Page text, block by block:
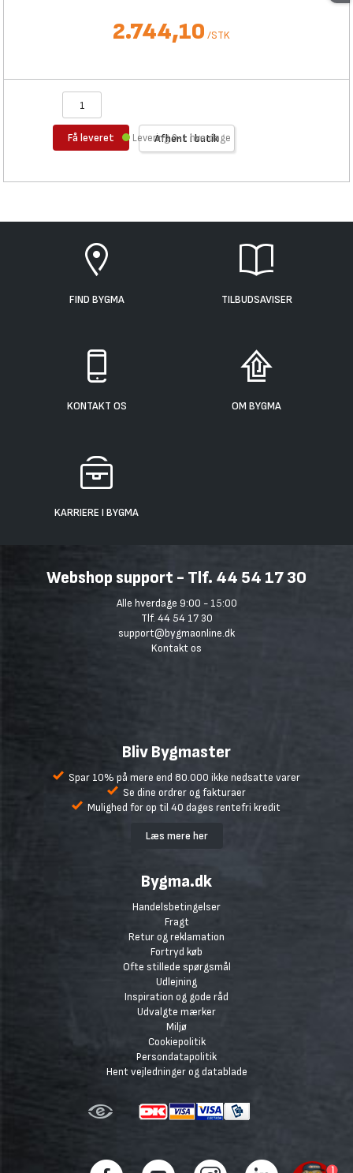
2.744,10 /STK
Få leveret Afhent i butik
Levering 0-1 hverdage
FIND BYGMA TILBUDSAVISER
KONTAKT OS OM BYGMA
KARRIERE I BYGMA
Webshop support - Tlf. 44 54 17 30
Alle hverdage 9:00 - 15:00
Tlf. 44 54 17 30
support@bygmaonline.dk
Kontakt os
Bliv Bygmaster
Spar 10% på mere end 80.000 ikke nedsatte varer
Se dine ordrer og fakturaer
Mulighed for op til 40 dages rentefri kredit
Læs mere her
Bygma.dk
Handelsbetingelser
Fragt
Retur og reklamation
Fortryd køb
Ofte stillede spørgsmål
Udlejning
Inspiration og gode råd
Udvalgte mærker
Miljø
Cookiepolitik
Persondatapolitik
Hent vejledninger og datablade
1